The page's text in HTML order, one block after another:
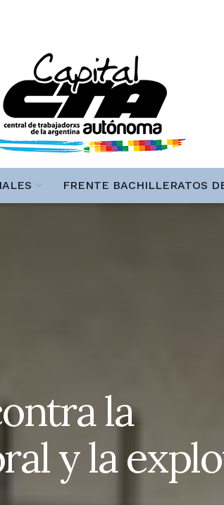
FRENTE BACHILLERATOS
la
y la